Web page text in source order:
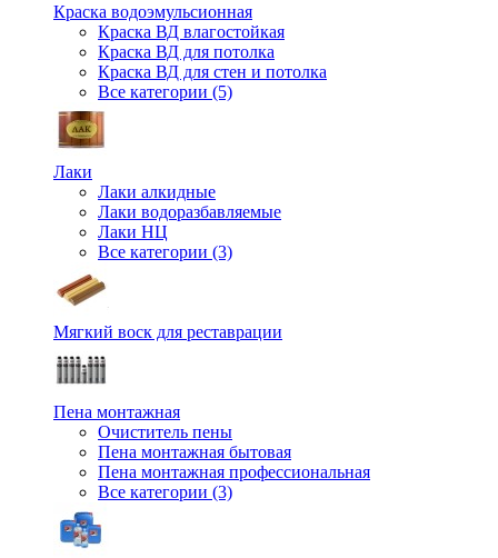
Краска водоэмульсионная
Краска ВД влагостойкая
Краска ВД для потолка
Краска ВД для стен и потолка
Все категории (5)
Лаки
Лаки алкидные
Лаки водоразбавляемые
Лаки НЦ
Все категории (3)
Мягкий воск для реставрации
Пена монтажная
Очиститель пены
Пена монтажная бытовая
Пена монтажная профессиональная
Все категории (3)